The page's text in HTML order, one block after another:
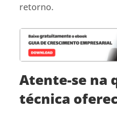
retorno.
Atente-se na
técnica